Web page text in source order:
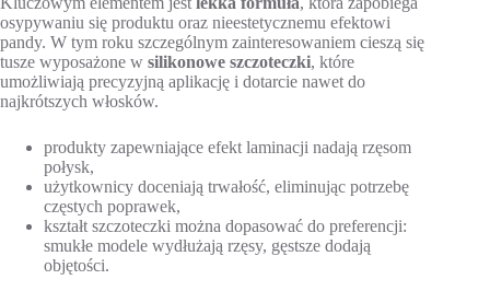
osypywaniu się produktu oraz nieestetycznemu efektowi
pandy. W tym roku szczególnym zainteresowaniem cieszą się
tusze wyposażone w silikonowe szczoteczki, które
umożliwiają precyzyjną aplikację i dotarcie nawet do
najkrótszych włosków.
produkty zapewniające efekt laminacji nadają rzęsom
połysk,
użytkownicy doceniają trwałość, eliminując potrzebę
częstych poprawek,
kształt szczoteczki można dopasować do preferencji:
smukłe modele wydłużają rzęsy, gęstsze dodają
objętości.